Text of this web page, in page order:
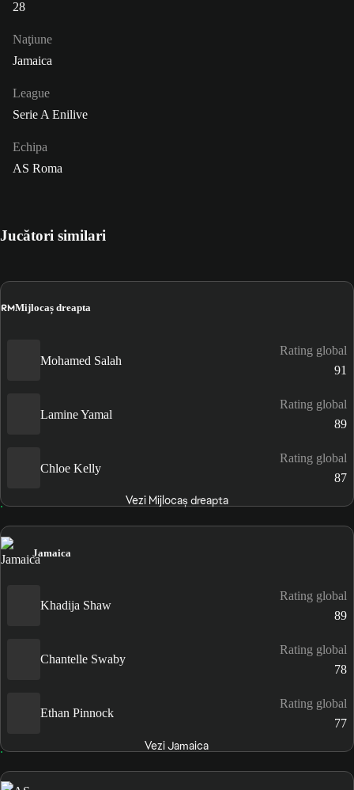
28
Naţiune
Jamaica
League
Serie A Enilive
Echipa
AS Roma
Jucători similari
RMMijlocaș dreapta
Mohamed Salah
Rating global
91
Lamine Yamal
Rating global
89
Chloe Kelly
Rating global
87
Vezi Mijlocaș dreapta
Jamaica
Khadija Shaw
Rating global
89
Chantelle Swaby
Rating global
78
Ethan Pinnock
Rating global
77
Vezi Jamaica